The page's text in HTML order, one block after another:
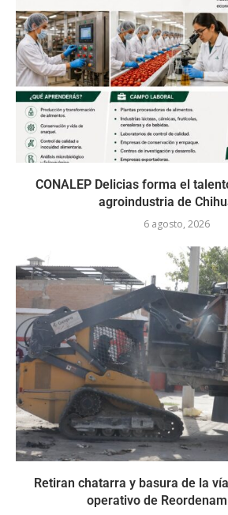
CONALEP Delicias forma el
agroindustria de
6 agosto, 2026
Retiran chatarra y basura de la
operativo de